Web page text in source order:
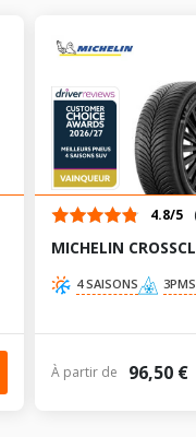
LUMINA DE
4.8/5
MICHELIN
4 SAISONS
À partir de 96,50 €